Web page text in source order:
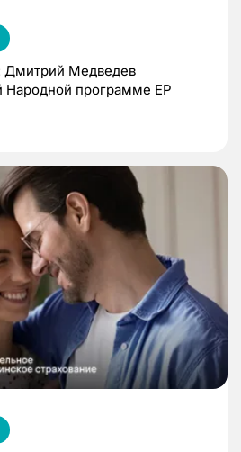
Дмитрий Медведев
Народной программе ЕР